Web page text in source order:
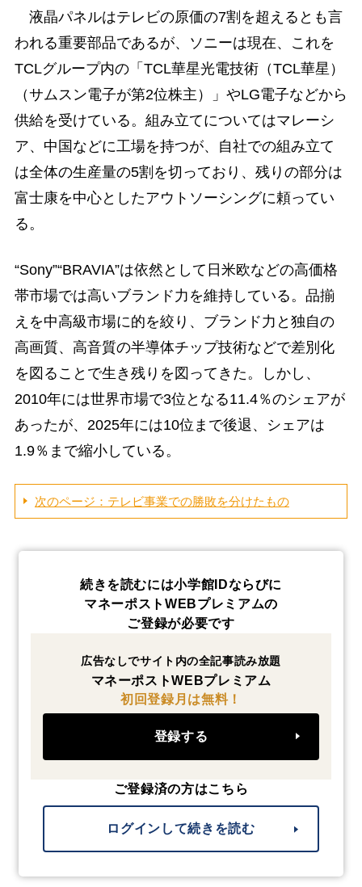
液晶パネルはテレビの原価の7割を超えるとも言
われる重要部品であるが、ソニーは現在、これを
TCLグループ内の「TCL華星光電技術（TCL華星）
（サムスン電子が第2位株主）」やLG電子などから
供給を受けている。組み立てについてはマレーシ
ア、中国などに工場を持つが、自社での組み立て
は全体の生産量の5割を切っており、残りの部分は
富士康を中心としたアウトソーシングに頼ってい
る。
“Sony”“BRAVIA”は依然として日米欧などの高価格
帯市場では高いブランド力を維持している。品揃
えを中高級市場に的を絞り、ブランド力と独自の
高画質、高音質の半導体チップ技術などで差別化
を図ることで生き残りを図ってきた。しかし、
2010年には世界市場で3位となる11.4％のシェアが
あったが、2025年には10位まで後退、シェアは
1.9％まで縮小している。
次のページ：テレビ事業での勝敗を分けたもの
続きを読むには小学館IDならびに
マネーポストWEBプレミアムの
ご登録が必要です
広告なしでサイト内の全記事読み放題
マネーポストWEBプレミアム
初回登録月は無料！
登録する
ご登録済の方はこちら
ログインして続きを読む